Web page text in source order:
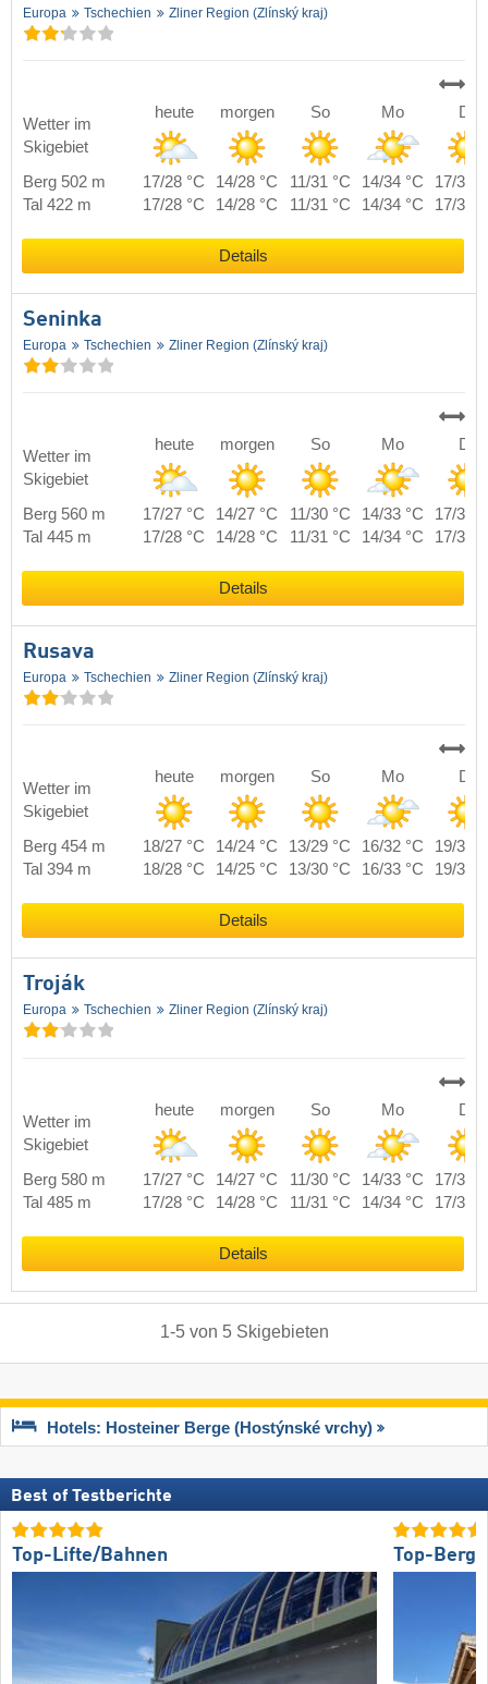
Europa Tschechien Zliner Region (Zlínský kraj)
Wetter im
Skigebiet
heute morgen So Mo Di
Berg 502 m 17/28 °C 14/28 °C 11/31 °C 14/34 °C
17/35
Tal 422 m
17/28 °C 14/28 °C 11/31 °C 14/34 °C 17/35
Details
Seninka
Europa Tschechien Zliner Region (Zlínský kraj)
Wetter im
Skigebiet
heute morgen So Mo Di
Berg 560 m 17/27 °C 14/27 °C 11/30 °C 14/33 °C
17/34
Tal 445 m
17/28 °C 14/28 °C 11/31 °C 14/34 °C 17/35
Details
Rusava
Europa Tschechien Zliner Region (Zlínský kraj)
Wetter im
Skigebiet
heute morgen So Mo Di
Berg 454 m 18/27 °C 14/24 °C 13/29 °C 16/32 °C
19/32
Tal 394 m
18/28 °C 14/25 °C 13/30 °C 16/33 °C 19/33
Details
Troják
Europa Tschechien Zliner Region (Zlínský kraj)
Wetter im
Skigebiet
heute morgen So Mo Di
Berg 580 m 17/27 °C 14/27 °C 11/30 °C 14/33 °C
17/34
Tal 485 m
17/28 °C 14/28 °C 11/31 °C 14/34 °C 17/35
Details
1-5von 5 Skigebieten
Hotels: Hosteiner Berge (Hostýnské vrchy)
Best of Testberichte
Top-Lifte/Bahnen Top-